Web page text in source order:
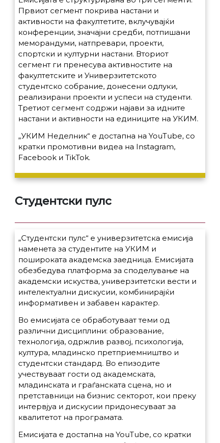
Првиот сегмент покрива настани и
активности на факултетите, вклучувајќи
конференции, значајни средби, потпишани
меморандуми, натпревари, проекти,
спортски и културни настани. Вториот
сегмент ги пренесува активностите на
факултетските и Универзитетското
студентско собрание, донесени одлуки,
реализирани проекти и успеси на студенти.
Третиот сегмент содржи најави за идните
настани и активности на единиците на УКИМ.
„УКИМ Неделник“ е достапна на YouTube, со
кратки промотивни видеа на Instagram,
Facebook и TikTok.
Студентски пулс
„Студентски пулс“ е универзитетска емисија
наменета за студентите на УКИМ и
пошироката академска заедница. Емисијата
обезбедува платформа за споделување на
академски искуства, универзитетски вести и
интелектуални дискусии, комбинирајќи
информативен и забавен карактер.
Во емисијата се обработуваат теми од
различни дисциплини: образование,
технологија, одржлив развој, психологија,
култура, младинско претприемништво и
студентски стандард. Во епизодите
учествуваат гости од академската,
младинската и граѓанската сцена, но и
претставници на бизнис секторот, кои преку
интервјуа и дискусии придонесуваат за
квалитетот на програмата.
Емисијата е достапна на YouTube, со кратки